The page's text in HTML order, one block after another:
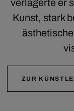
verlagerte er
Kunst, stark
ZUR